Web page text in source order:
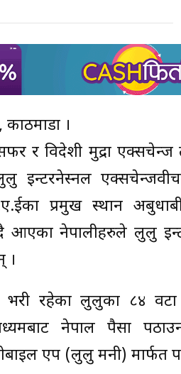
।
र विदेशी मुद्रा
इन्टरनेस्नल
प्रमुख स्थान
आएका नेपालीहरुले लुलु
।
रहेका लुलुका ८४
नेपाल पैसा
एप (लुलु मनी) मार्फत